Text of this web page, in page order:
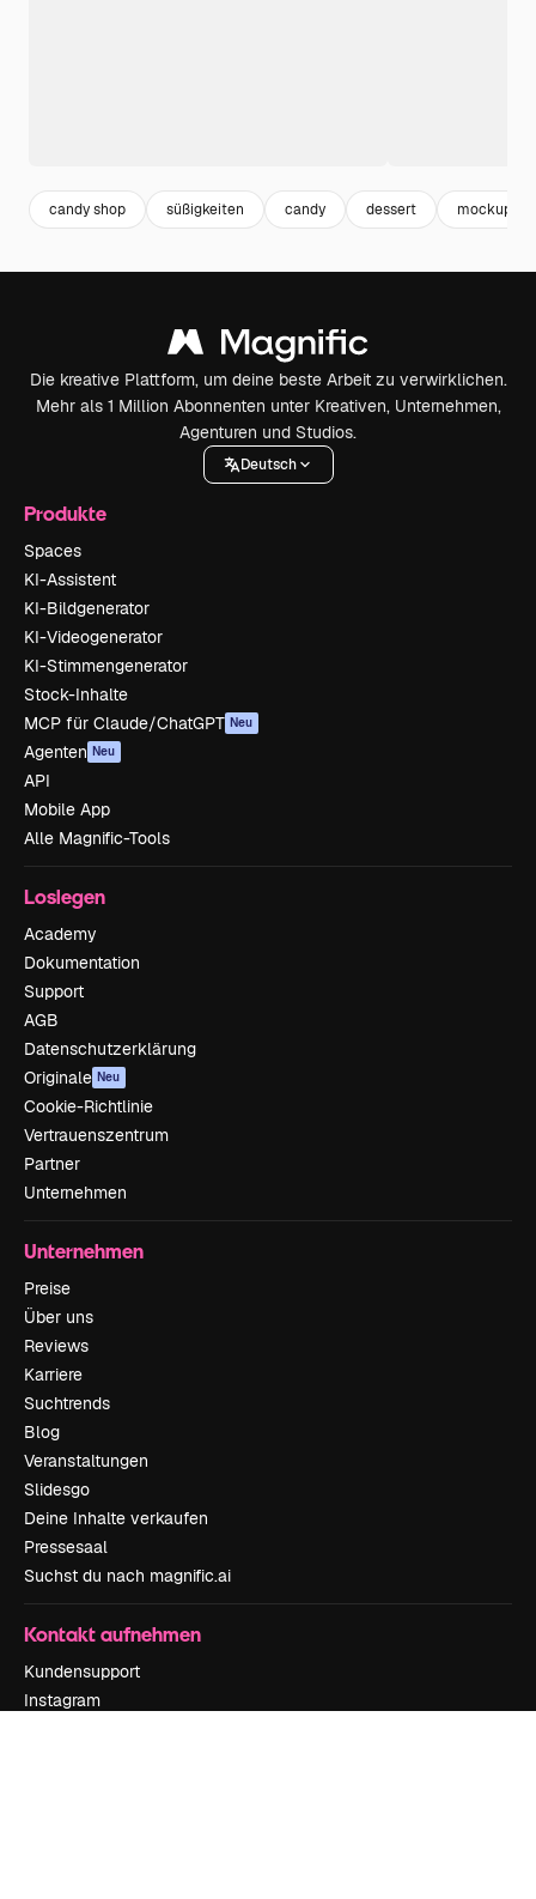
candy shop süßigkeiten candy dessert mockup
Die kreative Plattform, um deine beste Arbeit zu verwirklichen.
Mehr als 1 Million Abonnenten unter Kreativen, Unternehmen,
Agenturen und Studios.
Deutsch
Produkte
Spaces
KI-Assistent
KI-Bildgenerator
KI-Videogenerator
KI-Stimmengenerator
Stock-Inhalte
MCP für Claude/ChatGPT Neu
Agenten Neu
API
Mobile App
Alle Magnific-Tools
Loslegen
Academy
Dokumentation
Support
AGB
Datenschutzerklärung
Originale Neu
Cookie-Richtlinie
Vertrauenszentrum
Partner
Unternehmen
Unternehmen
Preise
Über uns
Reviews
Karriere
Suchtrends
Blog
Veranstaltungen
Slidesgo
Deine Inhalte verkaufen
Pressesaal
Suchst du nach magnific.ai
Kontakt aufnehmen
Kundensupport
Instagram